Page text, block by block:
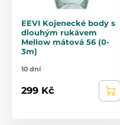
EEVI Kojenecké body s
dlouhým rukávem
Mellow mátová 56 (0-
3m)
10 dní
299 Kč